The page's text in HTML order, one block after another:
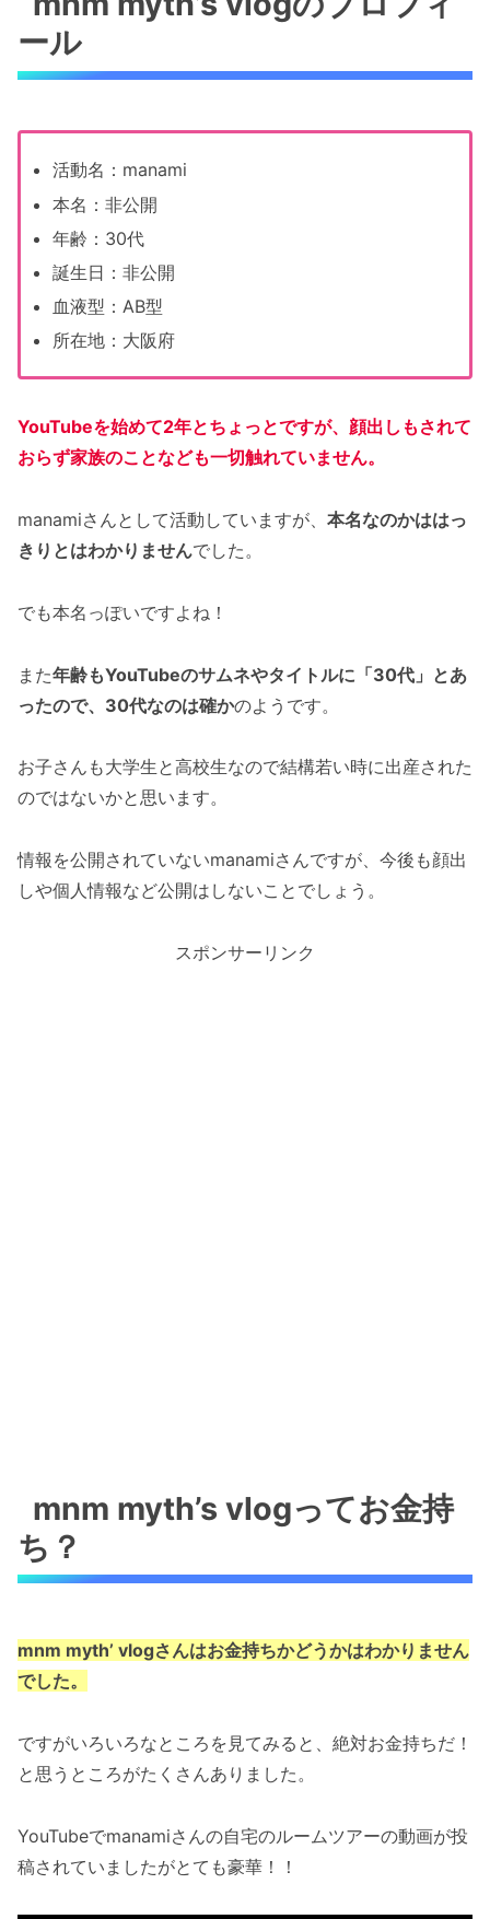
ール
活動名：manami
本名：非公開
年齢：30代
誕生日：非公開
血液型：AB型
所在地：大阪府
YouTubeを始めて2年とちょっとですが、顔出しもされて
おらず家族のことなども一切触れていません。
manamiさんとして活動していますが、 本名なのかははっ
きりとはわかりませんでした。
でも本名っぽいですよね！
また年齢もYouTubeのサムネやタイトルに「30代」とあ
ったので、30代なのは確かのようです。
お子さんも大学生と高校生なので結構若い時に出産された
のではないかと思います。
情報を公開されていないmanamiさんですが、今後も顔出
しや個人情報など公開はしないことでしょう。
スポンサーリンク
mnm myth’s vlogってお金持
ち？
mnm myth’ vlogさんはお金持ちかどうかはわかりません
でした。
ですがいろいろなところを見てみると、絶対お金持ちだ！
と思うところがたくさんありました。
YouTubeでmanamiさんの自宅のルームツアーの動画が投
稿されていましたがとても豪華！！